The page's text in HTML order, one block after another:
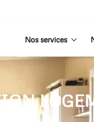
Nos services